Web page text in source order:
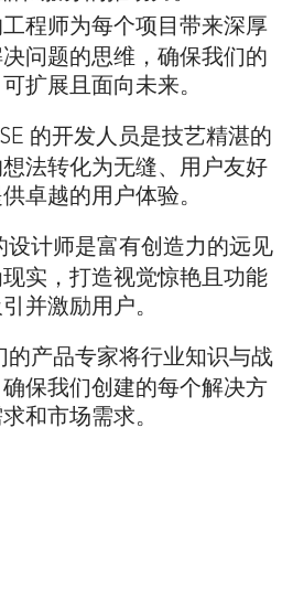
程师为每个项目带来深厚
问题的思维，确保我们的
扩展且面向未来。
的开发人员是技艺精湛的
法转化为无缝、用户友好
卓越的用户体验。
设计师是富有创造力的远见
实，打造视觉惊艳且功能
并激励用户。
的产品专家将行业知识与战
保我们创建的每个解决方
和市场需求。​